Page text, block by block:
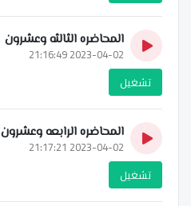
المحاضره الثالثه وعشرون
2023-04-02 21:16:49
تشغيل
المحاضره الرابعه وعشرون
2023-04-02 21:17:21
تشغيل